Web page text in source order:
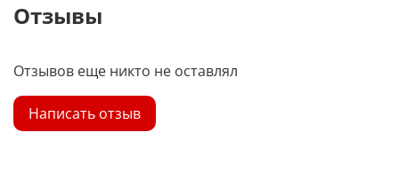
Отзывы
Отзывов еще никто не оставлял
Написать отзыв